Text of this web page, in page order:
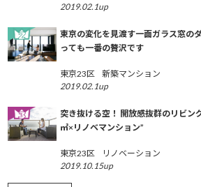
2019.02.1up
東京の変化を見渡す一面ガラス窓の
っても一番の贅沢です
東京23区
新築マンション
2019.02.1up
突き抜ける空！ 開放感抜群のリビン
㎡×リノベマンション”
東京23区
リノベーション
2019.10.15up